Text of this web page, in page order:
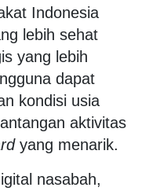
Indonesia
lebih sehat
yang lebih
dapat
kondisi usia
aktivitas
yang menarik.
nasabah,